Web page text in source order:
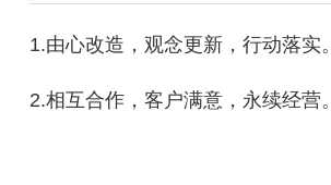
1.由心改造，观念更新，行动落实。
2.相互合作，客户满意，永续经营。